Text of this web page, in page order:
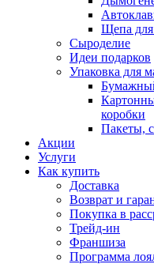
Щепа для
Сыроделие
Идеи подарков
Упаковка для
коробки
Пакеты,
Акции
Услуги
Как купить
Доставка
Возврат и
Покупка в
Трейд-ин
Франшиза
Программа